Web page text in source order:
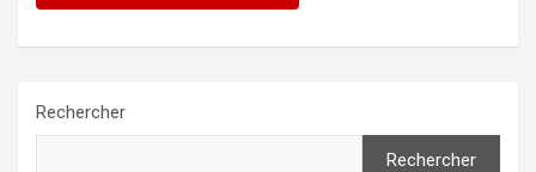
Rechercher
Rechercher